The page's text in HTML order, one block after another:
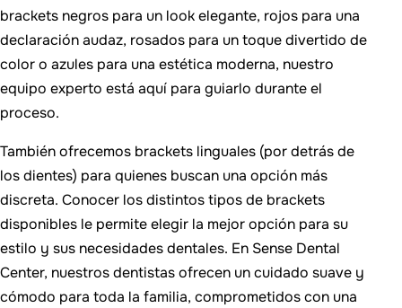
brackets negros para un look elegante, rojos para una
declaración audaz, rosados para un toque divertido de
color o azules para una estética moderna, nuestro
equipo experto está aquí para guiarlo durante el
proceso.
También ofrecemos brackets linguales (por detrás de
los dientes) para quienes buscan una opción más
discreta. Conocer los distintos tipos de brackets
disponibles le permite elegir la mejor opción para su
estilo y sus necesidades dentales. En Sense Dental
Center, nuestros dentistas ofrecen un cuidado suave y
cómodo para toda la familia, comprometidos con una